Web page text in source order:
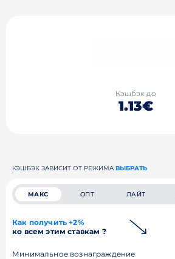
Кэшбэк до
1.13€
КЭШБЭК ЗАВИСИТ ОТ РЕЖИМА ВЫБРАТЬ
МАКС ОПТ ЛАЙТ
Как получить +2%
ко всем этим ставкам ?
Минимальное вознаграждение